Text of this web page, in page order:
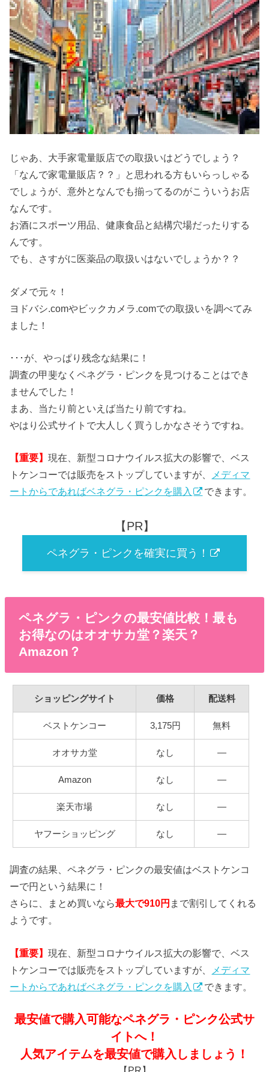
じゃあ、大手家電量販店での取扱いはどうでしょう？
「なんで家電量販店？？」と思われる方もいらっしゃる
でしょうが、意外となんでも揃ってるのがこういうお店
なんです。
お酒にスポーツ用品、健康食品と結構穴場だったりする
んです。
でも、さすがに医薬品の取扱いはないでしょうか？？
ダメで元々！
ヨドバシ.comやビックカメラ.comでの取扱いを調べてみ
ました！
･･･が、やっぱり残念な結果に！
調査の甲斐なくペネグラ・ピンクを見つけることはでき
ませんでした！
まあ、当たり前といえば当たり前ですね。
やはり公式サイトで大人しく買うしかなさそうですね。
【重要】現在、新型コロナウイルス拡大の影響で、ベス
トケンコーでは販売をストップしていますが、
メディマ
ートからであればベネグラ・ピンクを購入
できます。
【PR】
ペネグラ・ピンクを確実に買う！
ペネグラ・ピンクの最安値比較！最も
お得なのはオオサカ堂？楽天？
Amazon？
ショッピングサイト 価格 配送料
ベストケンコー 3,175円 無料
オオサカ堂 なし ―
Amazon なし ―
楽天市場 なし ―
ヤフーショッピング なし ―
調査の結果、ペネグラ・ピンクの最安値はベストケンコ
ーで円という結果に！
さらに、まとめ買いなら最大で910円 まで割引してくれる
ようです。
【重要】現在、新型コロナウイルス拡大の影響で、ベス
トケンコーでは販売をストップしていますが、
メディマ
ートからであればベネグラ・ピンクを購入
できます。
最安値で購入可能なペネグラ・ピンク公式サ
イトへ！
人気アイテムを最安値で購入しましょう！